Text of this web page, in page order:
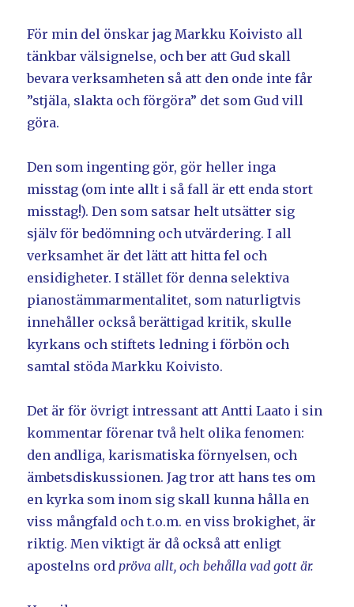
För min del önskar jag Markku Koivisto all
tänkbar välsignelse, och ber att Gud skall
bevara verksamheten så att den onde inte får
”stjäla, slakta och förgöra” det som Gud vill
göra.
Den som ingenting gör, gör heller inga
misstag (om inte allt i så fall är ett enda stort
misstag!). Den som satsar helt utsätter sig
själv för bedömning och utvärdering. I all
verksamhet är det lätt att hitta fel och
ensidigheter. I stället för denna selektiva
pianostämmarmentalitet, som naturligtvis
innehåller också berättigad kritik, skulle
kyrkans och stiftets ledning i förbön och
samtal stöda Markku Koivisto.
Det är för övrigt intressant att Antti Laato i sin
kommentar förenar två helt olika fenomen:
den andliga, karismatiska förnyelsen, och
ämbetsdiskussionen. Jag tror att hans tes om
en kyrka som inom sig skall kunna hålla en
viss mångfald och t.o.m. en viss brokighet, är
riktig. Men viktigt är då också att enligt
apostelns ordpröva allt, och behålla vad gott är.